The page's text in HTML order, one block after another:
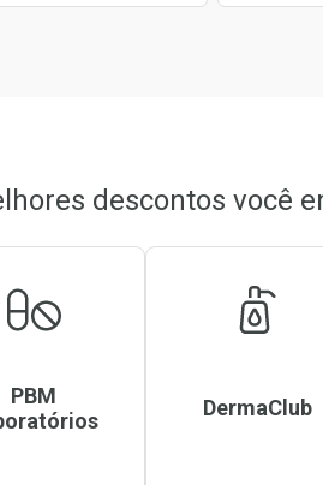
descontos você
PBM
DermaClub